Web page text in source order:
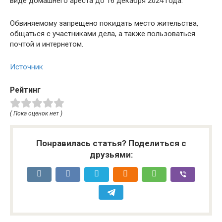
Обвиняемому запрещено покидать место жительства,
общаться с участниками дела, а также пользоваться
почтой и интернетом.
Источник
Рейтинг
( Пока оценок нет )
Понравилась статья? Поделиться с
друзьями: